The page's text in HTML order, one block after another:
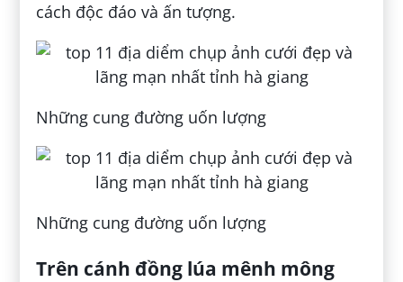
cách độc đáo và ấn tượng.
Những cung đường uốn lượng
Những cung đường uốn lượng
Trên cánh đồng lúa mênh mông